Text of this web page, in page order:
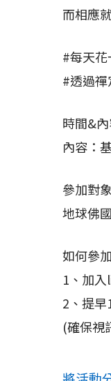
而相應
#每天花
#透過禪
時間&
內容：
參加對
地球佛
如何參
1、加
2、提
(確保視